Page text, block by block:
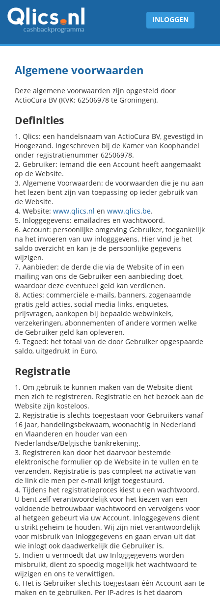
INLOGGEN
Algemene voorwaarden
Deze algemene voorwaarden zijn opgesteld door
ActioCura BV (KVK: 62506978 te Groningen).
Definities
1. Qlics: een handelsnaam van ActioCura BV, gevestigd in
Hoogezand. Ingeschreven bij de Kamer van Koophandel
onder registratienummer 62506978.
2. Gebruiker: iemand die een Account heeft aangemaakt
op de Website.
3. Algemene Voorwaarden: de voorwaarden die je nu aan
het lezen bent zijn van toepassing op ieder gebruik van
de Website.
4. Website: www.qlics.nl en www.qlics.be.
5. Inloggegevens: emailadres en wachtwoord.
6. Account: persoonlijke omgeving Gebruiker, toegankelijk
na het invoeren van uw inlogggevens. Hier vind je het
saldo overzicht en kan je de persoonlijke gegevens
wijzigen.
7. Aanbieder: de derde die via de Website of in een
mailing van ons de Gebruiker een aanbieding doet,
waardoor deze eventueel geld kan verdienen.
8. Acties: commerciële e-mails, banners, zogenaamde
gratis geld acties, social media links, enquetes,
prijsvragen, aankopen bij bepaalde webwinkels,
verzekeringen, abonnementen of andere vormen welke
de Gebruiker geld kan opleveren.
9. Tegoed: het totaal van de door Gebruiker opgespaarde
saldo, uitgedrukt in Euro.
Registratie
1. Om gebruik te kunnen maken van de Website dient
men zich te registreren. Registratie en het bezoek aan de
Website zijn kosteloos.
2. Registratie is slechts toegestaan voor Gebruikers vanaf
16 jaar, handelingsbekwaam, woonachtig in Nederland
en Vlaanderen en houder van een
Nederlandse/Belgische bankrekening.
3. Registreren kan door het daarvoor bestemde
elektronische formulier op de Website in te vullen en te
verzenden. Registratie is pas compleet na activatie van
de link die men per e-mail krijgt toegestuurd.
4. Tijdens het registratieproces kiest u een wachtwoord.
U bent zelf verantwoordelijk voor het kiezen van een
voldoende betrouwbaar wachtwoord en vervolgens voor
al hetgeen gebeurt via uw Account. Inloggegevens dient
u strikt geheim te houden. Wij zijn niet verantwoordelijk
voor misbruik van Inloggegevens en gaan ervan uit dat
wie inlogt ook daadwerkelijk die Gebruiker is.
5. Indien u vermoedt dat uw Inloggegevens worden
misbruikt, dient zo spoedig mogelijk het wachtwoord te
wijzigen en ons te verwittigen.
6. Het is Gebruiker slechts toegestaan één Account aan te
maken en te gebruiken. Per IP-adres is het daarom